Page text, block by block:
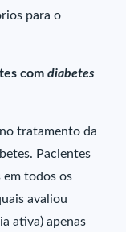
para o
comdiabetes
tratamento da
Pacientes
em todos os
avaliou
ativa) apenas